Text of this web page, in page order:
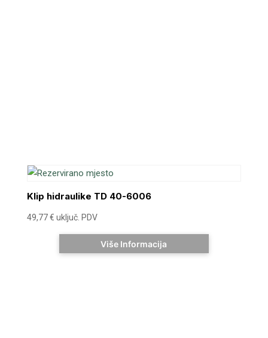
Klip hidraulike TD 40-6006
49,77€ uključ. PDV
Više Informacija